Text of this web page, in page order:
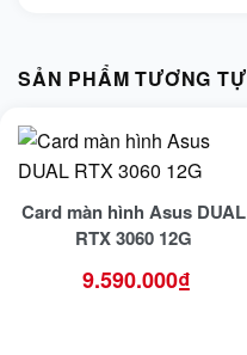
SẢN PHẨM TƯƠNG TỰ
Card màn hình Asus DUAL
RTX 3060 12G
9.590.000₫